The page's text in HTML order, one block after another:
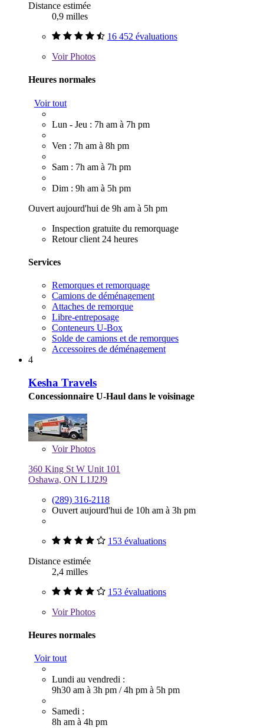
Distance estimée
0,9 milles
16 452 évaluations
VoirPhotos
Heures normales
Voir tout
Lun - Jeu : 7h am à 7h pm
Ven : 7h am à 8h pm
Sam : 7h am à 7h pm
Dim : 9h am à 5h pm
Ouvert aujourd'hui de 9h am à 5h pm
Inspection gratuite du remorquage
Retour client 24 heures
Services
Remorques et remorquage
Camions de déménagement
Attaches de remorque
Libre-entreposage
Conteneurs U-Box
Solde de camions et de remorques
Accessoires de déménagement
4
Kesha Travels
Concessionnaire U-Haul dans le voisinage
VoirPhotos
360 King St W Unit 101
Oshawa, ON L1J2J9
(289) 316-2118
Ouvert aujourd'hui de 10h am à 3h pm
153 évaluations
Distance estimée
2,4 milles
153 évaluations
VoirPhotos
Heures normales
Voir tout
Lundi au vendredi :
9h30 am à 3h pm /4h pm à 5h pm
Samedi :
8h am à 4h pm